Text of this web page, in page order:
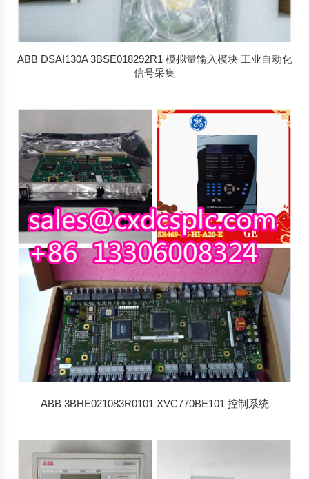
ABB DSAI130A 3BSE018292R1 模拟量输入模块 工业自动化
信号采集
ABB 3BHE021083R0101 XVC770BE101 控制系统